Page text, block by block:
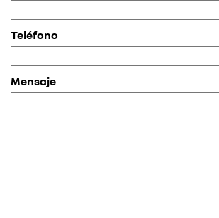
Teléfono
Mensaje